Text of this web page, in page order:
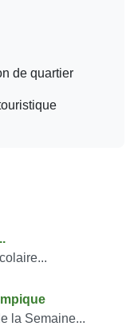
de quartier
la Semaine...